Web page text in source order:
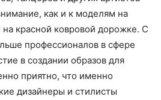
как и к моделям на
красной ковровой дорожке. С
профессионалов в сфере
в создании образов для
приятно, что именно
дизайнеры и стилисты